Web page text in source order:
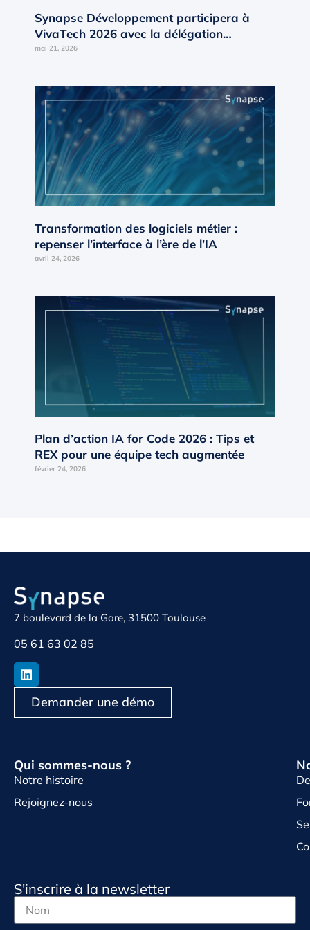
Synapse Développement participera à
VivaTech 2026 avec la délégation
Occitanie d’AD’OCC
mai 21, 2026
Transformation des logiciels métier :
repenser l’interface à l’ère de l’IA
avril 24, 2026
Plan d’action IA for Code 2026 : Tips et
REX pour une équipe tech augmentée
février 24, 2026
7 boulevard de la Gare, 31500 Toulouse
05 61 63 02 85
Demander une démo
Qui sommes-nous ?
Notre histoire
Rejoignez-nous
S'inscrire à la newsletter